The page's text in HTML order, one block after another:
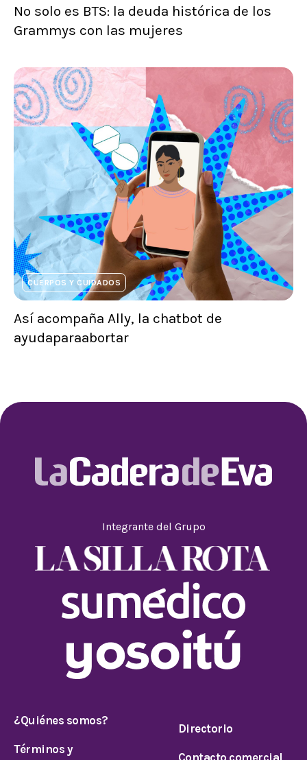
No solo es BTS: la deuda histórica de los
Grammys con las mujeres
CUERPOS Y CUIDADOS
Así acompaña Ally, la chatbot de
ayudaparaabortar
Integrante del Grupo
¿Quiénes somos?
Términos y
Directorio